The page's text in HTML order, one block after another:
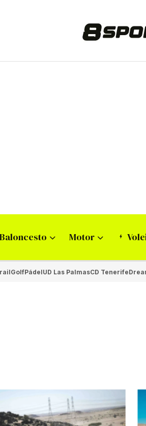
Baloncesto Motor
GolfPádelUD Las PalmasCD Tenerife